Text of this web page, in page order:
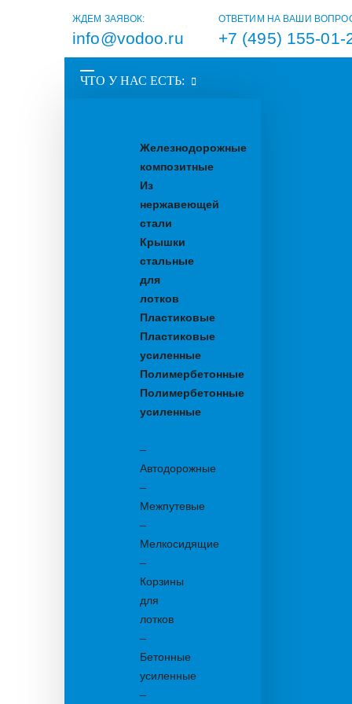
ЖДЕМ ЗАЯВОК:
info@vodoo.ru
ОТВЕТИМ НА ВАШИ
+7 (495) 155-01-
ЧТО У НАС ЕСТЬ:
Железнодорожные
композитные
Из
нержавеющей
стали
Крышки
стальные
для
лотков
Пластиковые
Пластиковые
усиленные
Полимербетонные
Полимербетонные
усиленные
–
Автодорожные
–
Межпутевые
–
Мелкосидящие
–
Корзины
для
лотков
–
Бетонные
усиленные
–